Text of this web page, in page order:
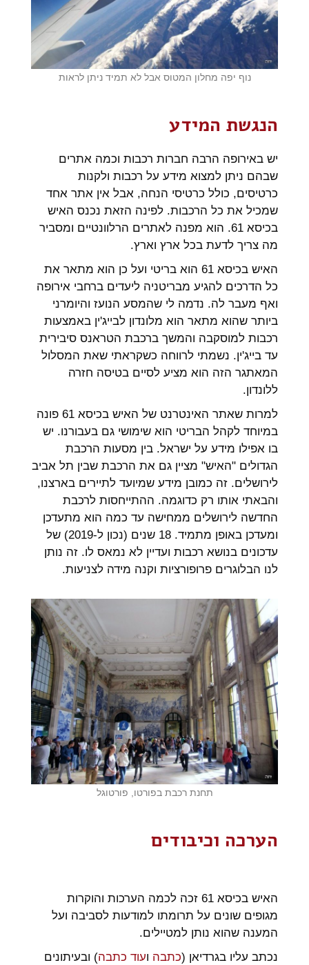
נוף יפה מחלון המטוס אבל לא תמיד ניתן לראות
הנגשת המידע
יש באירופה הרבה חברות רכבות וכמה אתרים
שבהם ניתן למצוא מידע על רכבות ולקנות
כרטיסים, כולל כרטיסי הנחה, אבל אין אתר אחד
שמכיל את כל הרכבות. לפינה הזאת נכנס האיש
בכיסא 61. הוא מפנה לאתרים הרלוונטיים ומסביר
מה צריך לדעת בכל ארץ וארץ.
האיש בכיסא 61 הוא בריטי ועל כן הוא מתאר את
כל הדרכים להגיע מבריטניה ליעדים ברחבי אירופה
ואף מעבר לה. נדמה לי שהמסע הנועז והיומרני
ביותר שהוא מתאר הוא מלונדון לבייג'ין באמצעות
רכבות למוסקבה והמשך ברכבת הטראנס סיבירית
עד בייג'ין. נשמתי לרווחה כשקראתי שאת המסלול
המאתגר הזה הוא מציע לסיים בטיסה חזרה
ללונדון.
למרות שאתר האינטרנט של האיש בכיסא 61 פונה
במיוחד לקהל הבריטי הוא שימושי גם בעבורנו. יש
בו אפילו מידע על ישראל. בין מסעות הרכבת
הגדולים "האיש" מציין גם את הרכבת שבין תל אביב
לירושלים. זה כמובן מידע שמיועד לתיירים בארצנו,
והבאתי אותו רק כדוגמה. ההתייחסות לרכבת
החדשה לירושלים ממחישה עד כמה הוא מתעדכן
ומעדכן באופן מתמיד. 18 שנים (נכון ל-2019) של
עדכונים בנושא רכבות ועדיין לא נמאס לו. זה נותן
לנו הבלוגרים פרופורציות וקנה מידה לצניעות.
תחנת רכבת בפורטו, פורטוגל
הערכה וכיבודים
האיש בכיסא 61 זכה לכמה הערכות והוקרות
מגופים שונים על תרומתו למודעות לסביבה ועל
המענה שהוא נותן למטיילים.
נכתב עליו בגרדיאן (כתבה ועוד כתבה) ובעיתונים